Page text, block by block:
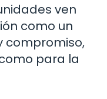
ven
como un
compromiso,
para la